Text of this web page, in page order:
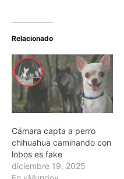
Relacionado
Cámara capta a perro
chihuahua caminando con
lobos es fake
diciembre 19, 2025